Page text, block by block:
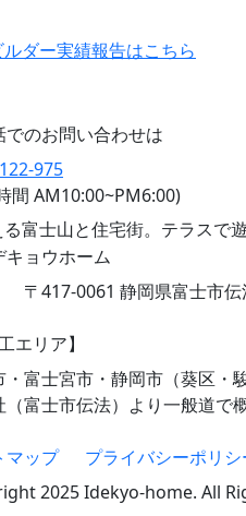
ダー実績報告はこちら
でのお問い合わせは
975
間 AM10:00~PM6:00)
〒417-0061 静岡県富士市
エリア】
・富士宮市・静岡市（葵区・
（富士市伝法）より一般道で
マップ
プライバシーポリシ
2025 Idekyo-home. All